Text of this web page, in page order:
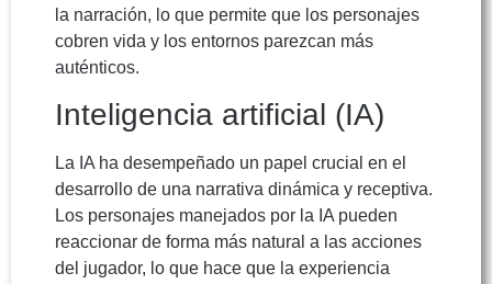
la narración, lo que permite que los personajes
cobren vida y los entornos parezcan más
auténticos.
Inteligencia artificial (IA)
La IA ha desempeñado un papel crucial en el
desarrollo de una narrativa dinámica y receptiva.
Los personajes manejados por la IA pueden
reaccionar de forma más natural a las acciones
del jugador, lo que hace que la experiencia